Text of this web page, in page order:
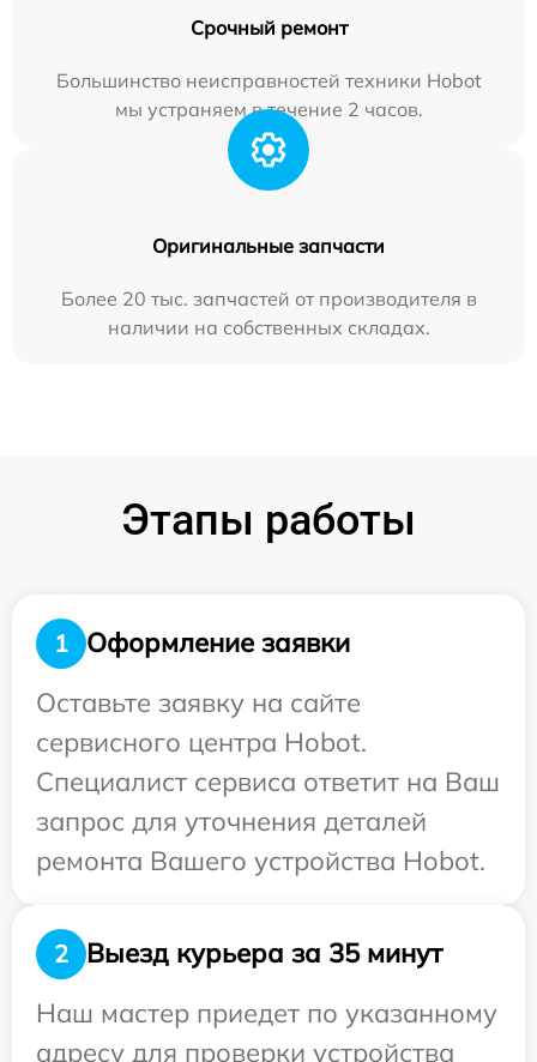
Срочный ремонт
Большинство неисправностей техники Hobot
мы устраняем в течение 2 часов.
Оригинальные запчасти
Более 20 тыс. запчастей от производителя в
наличии на собственных складах.
Этапы работы
1
Оформление заявки
Оставьте заявку на сайте
сервисного центра Hobot.
Специалист сервиса ответит на Ваш
запрос для уточнения деталей
ремонта Вашего устройства Hobot.
2
Выезд курьера за 35 минут
Наш мастер приедет по указанному
адресу для проверки устройства